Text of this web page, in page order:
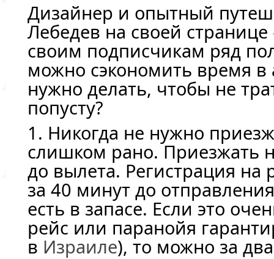
Дизайнер и опытный
Лебедев на своей странице
своим подписчикам ряд
можно сэкономить время в
нужно делать, чтобы не
попусту?
1. Никогда не нужно
слишком рано. Приезжать
до вылета. Регистрация на
за 40 минут до
есть в запасе. Если это
рейс или паранойя
в Израиле), то можно за